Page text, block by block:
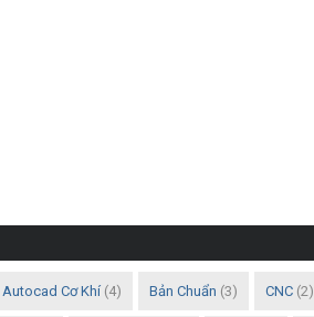
Autocad Cơ Khí (4) Bản Chuẩn (3) CNC (2)